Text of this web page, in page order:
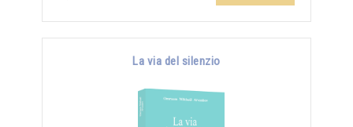
La via del silenzio